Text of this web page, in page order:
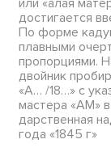
достигается
По форме
плавными
пропорциями.
двойник
«А… /18…» с
мастера «АМ»
дарственная
года «1845 г»